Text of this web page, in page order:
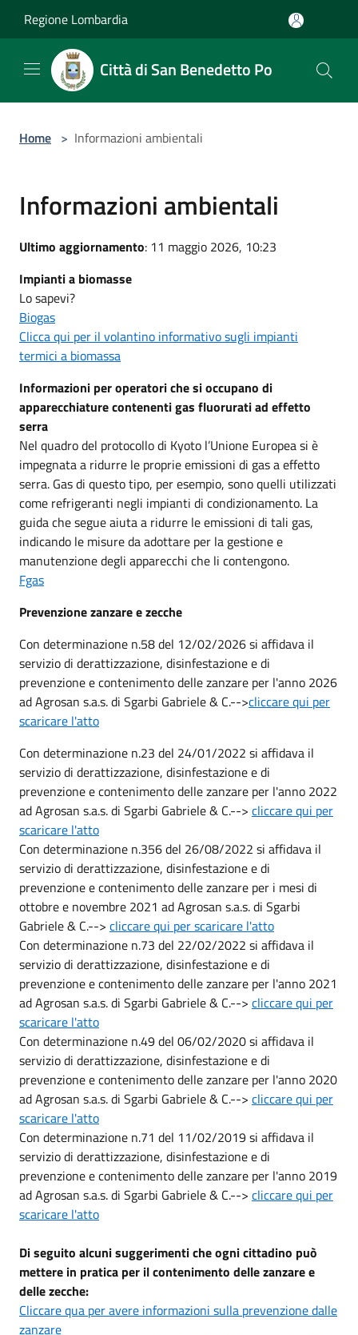
Regione Lombardia
Città di San Benedetto Po
Home > Informazioni ambientali
Informazioni ambientali
Ultimo aggiornamento: 11 maggio 2026, 10:23
Impianti a biomasse
Lo sapevi?
Biogas
Clicca qui per il volantino informativo sugli impianti
termici a biomassa
Informazioni per operatori che si occupano di
apparecchiature contenenti gas fluorurati ad effetto
serra
Nel quadro del protocollo di Kyoto l’Unione Europea si è
impegnata a ridurre le proprie emissioni di gas a effetto
serra. Gas di questo tipo, per esempio, sono quelli utilizzati
come refrigeranti negli impianti di condizionamento. La
guida che segue aiuta a ridurre le emissioni di tali gas,
indicando le misure da adottare per la gestione e
manutenzione degli apparecchi che li contengono.
Fgas
Prevenzione zanzare e zecche
Con determinazione n.58 del 12/02/2026 si affidava il
servizio di derattizzazione, disinfestazione e di
prevenzione e contenimento delle zanzare per l'anno 2026
ad Agrosan s.a.s. di Sgarbi Gabriele & C.-->cliccare qui per
scaricare l'atto
Con determinazione n.23 del 24/01/2022 si affidava il
servizio di derattizzazione, disinfestazione e di
prevenzione e contenimento delle zanzare per l'anno 2022
ad Agrosan s.a.s. di Sgarbi Gabriele & C.--> cliccare qui per
scaricare l'atto
Con determinazione n.356 del 26/08/2022 si affidava il
servizio di derattizzazione, disinfestazione e di
prevenzione e contenimento delle zanzare per i mesi di
ottobre e novembre 2021 ad Agrosan s.a.s. di Sgarbi
Gabriele & C.--> cliccare qui per scaricare l'atto
Con determinazione n.73 del 22/02/2022 si affidava il
servizio di derattizzazione, disinfestazione e di
prevenzione e contenimento delle zanzare per l'anno 2021
ad Agrosan s.a.s. di Sgarbi Gabriele & C.--> cliccare qui per
scaricare l'atto
Con determinazione n.49 del 06/02/2020 si affidava il
servizio di derattizzazione, disinfestazione e di
prevenzione e contenimento delle zanzare per l'anno 2020
ad Agrosan s.a.s. di Sgarbi Gabriele & C.--> cliccare qui per
scaricare l'atto
Con determinazione n.71 del 11/02/2019 si affidava il
servizio di derattizzazione, disinfestazione e di
prevenzione e contenimento delle zanzare per l'anno 2019
ad Agrosan s.a.s. di Sgarbi Gabriele & C.--> cliccare qui per
scaricare l'atto
Di seguito alcuni suggerimenti che ogni cittadino può
mettere in pratica per il contenimento delle zanzare e
delle zecche:
Cliccare qua per avere informazioni sulla prevenzione dalle
zanzare